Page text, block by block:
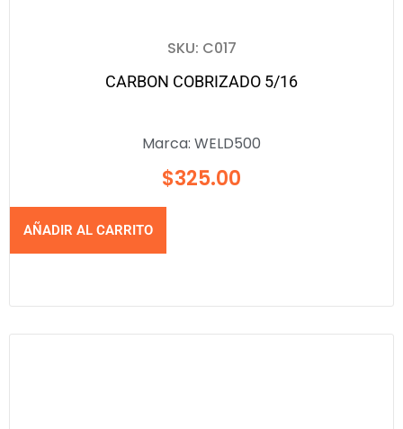
SKU: C017
CARBON COBRIZADO 5/16
Marca: WELD500
$325.00
AÑADIR AL CARRITO